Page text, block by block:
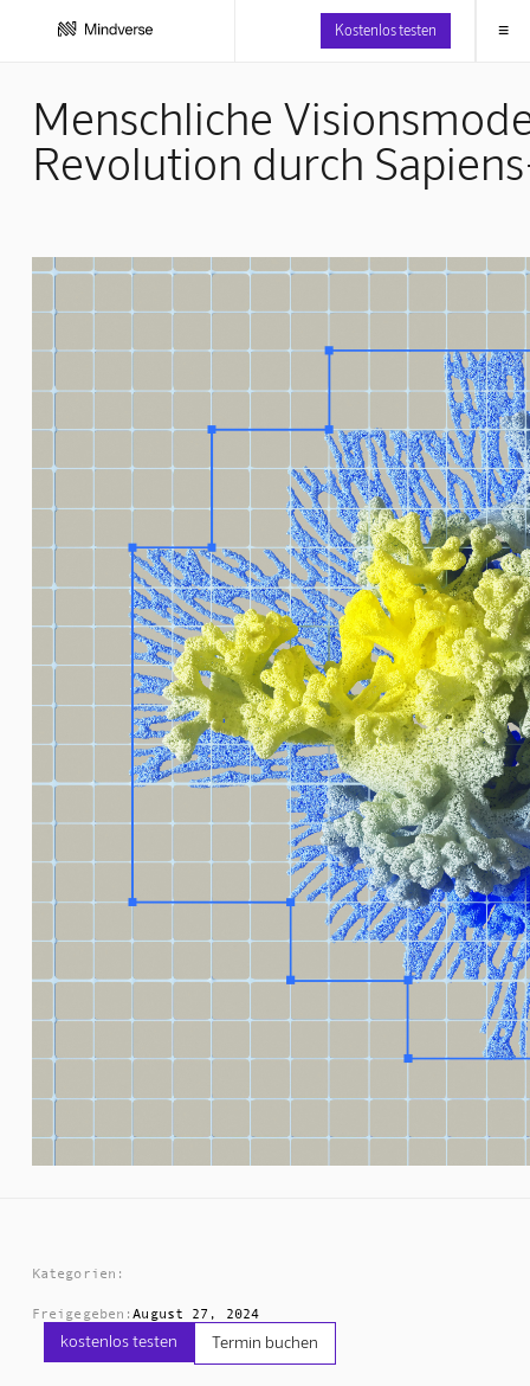
Kostenlos testen ≡
Menschliche
Revolution durch
Kategorien:
Freigegeben:August 27, 2024
kostenlos testen Termin buchen